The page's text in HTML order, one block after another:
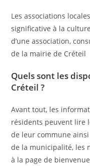
Les associations
significative à la
d’une association,
de la mairie de Créteil
Quels sont les
Créteil ?
Avant tout, les
résidents peuvent lire
de leur commune
de la municipalité, les
à la page de